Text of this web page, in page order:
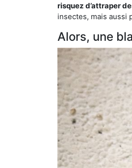
risquez d’attraper
insectes, mais aussi
Alors, une